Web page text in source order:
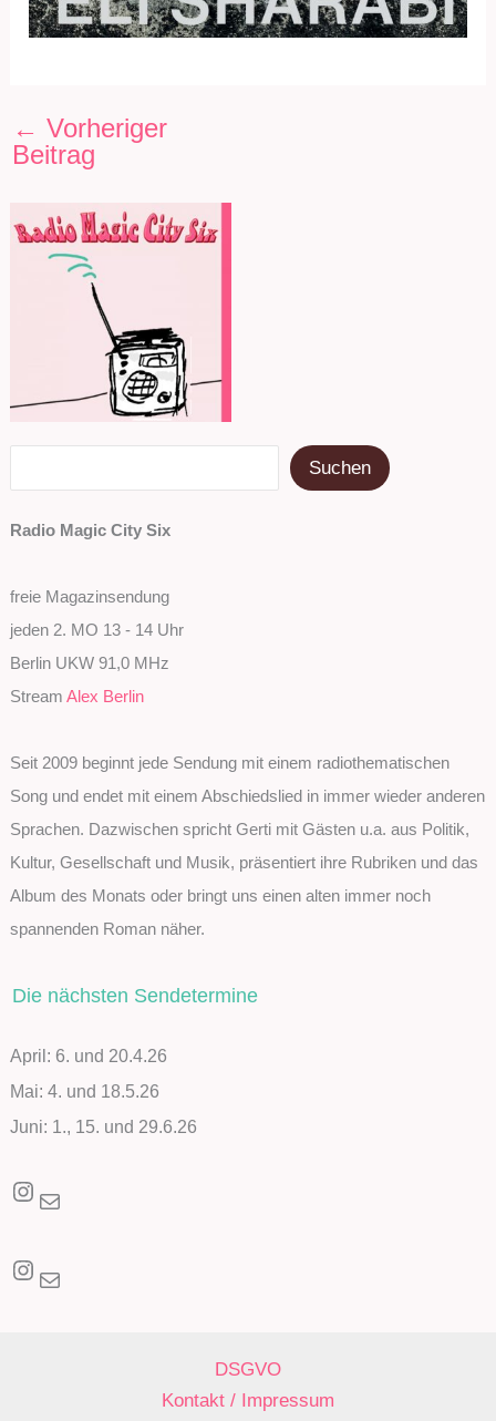
Suchen
Radio Magic City Six
freie Magazinsendung
jeden 2. MO 13 - 14 Uhr
Berlin UKW 91,0 MHz
StreamAlex Berlin
Seit 2009 beginnt jede Sendung mit einem radiothematischen
Song und endet mit einem Abschiedslied in immer wieder anderen
Sprachen. Dazwischen spricht Gerti mit Gästen u.a. aus Politik,
Kultur, Gesellschaft und Musik, präsentiert ihre Rubriken und das
Album des Monats oder bringt uns einen alten immer noch
spannenden Roman näher.
Die nächsten Sendetermine
April: 6. und 20.4.26
Mai: 4. und 18.5.26
Juni: 1., 15. und 29.6.26
Instagram E-Mail
Instagram E-Mail
← Vorheriger
Beitrag
DSGVO
Kontakt / Impressum